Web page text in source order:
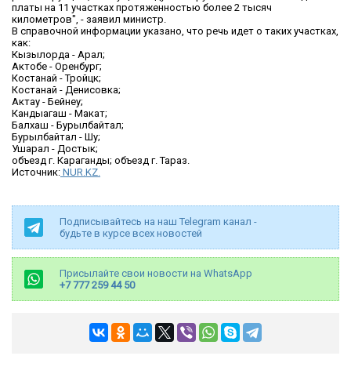
платы на 11 участках протяженностью более 2 тысяч
километров", - заявил министр.
В справочной информации указано, что речь идет о таких участках,
как:
Кызылорда - Арал;
Актобе - Оренбург;
Костанай - Тройцк;
Костанай - Денисовка;
Актау - Бейнеу;
Кандыагаш - Макат;
Балхаш - Бурылбайтал;
Бурылбайтал - Шу;
Ушарал - Достык;
объезд г. Караганды; объезд г. Тараз.
Источник: NUR.KZ.
Подписывайтесь на наш Telegram канал -
будьте в курсе всех новостей
Присылайте свои новости на WhatsApp
+7 777 259 44 50